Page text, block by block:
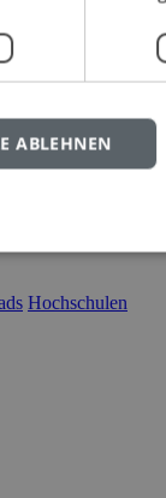
Ingenieurwesen
Hochschulen
ABLEHNEN